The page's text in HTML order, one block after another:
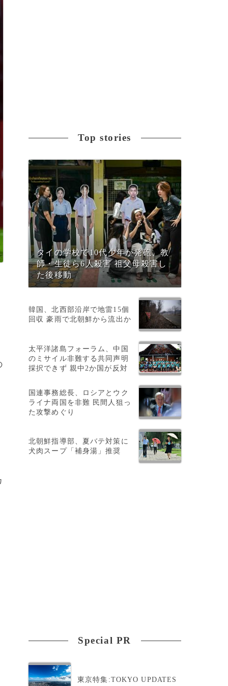
Top stories
タイの学校で10代少年が発砲、教
師・生徒ら6人殺害 祖父母殺害し
た後移動
韓国、北西部沿岸で地雷15個
回収 豪雨で北朝鮮から流出か
太平洋諸島フォーラム、中国
のミサイル非難する共同声明
採択できず 親中2か国が反対
国連事務総長、ロシアとウク
ライナ両国を非難 民間人狙っ
た攻撃めぐり
北朝鮮指導部、夏バテ対策に
犬肉スープ「補身湯」推奨
Special PR
東京特集:TOKYO UPDATES